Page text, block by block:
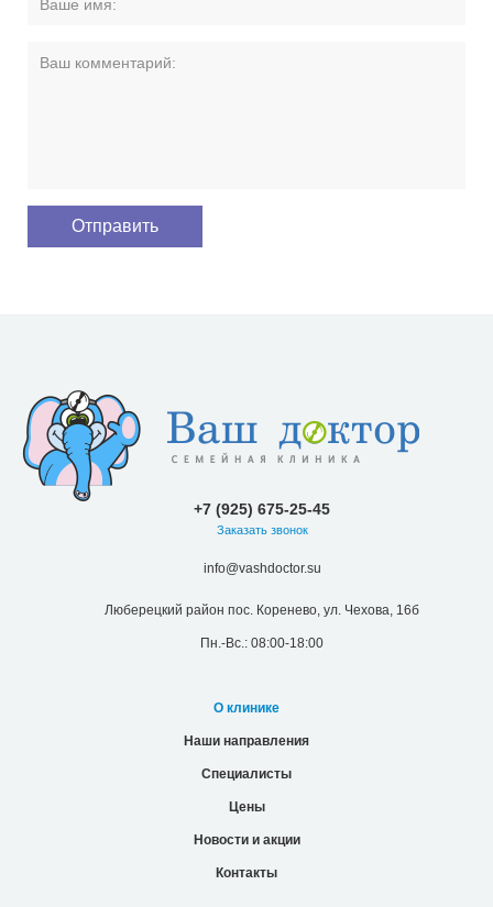
+7 (925) 675-25-45
Заказать звонок
info@vashdoctor.su
Люберецкий район пос. Коренево, ул. Чехова, 16б
Пн.-Вс.: 08:00-18:00
О клинике
Наши направления
Специалисты
Цены
Новости и акции
Контакты